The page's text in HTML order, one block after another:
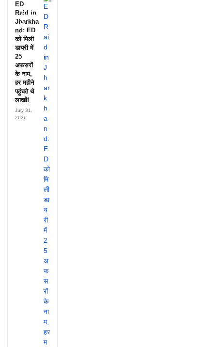
आदिवासी
दिवस की
ये
झलक?
ED
Raid in
Jharkha
nd: ED
को मिली
डायरी में
25
अफसरों
के नाम,
हर महीने
पहुंचते थे
लाखों!
July 31,
2026